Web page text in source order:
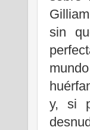
sin
y, si